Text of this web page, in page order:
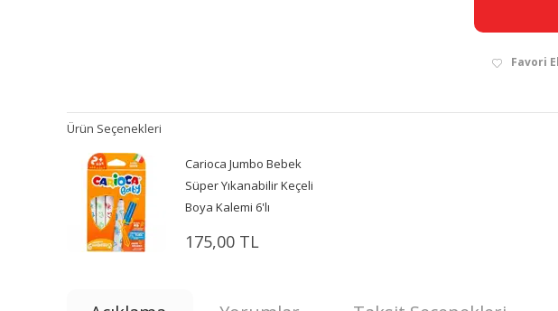
Favori
Ürün Seçenekleri
Carioca Jumbo Bebek
Süper Yıkanabilir Keçeli
Boya Kalemi 6'lı
175,00 TL